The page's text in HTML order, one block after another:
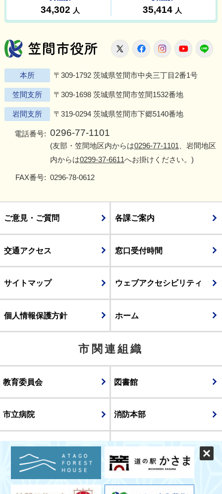
笠間市役所
X FacebookInstagram
本所 〒309-1792 茨城県笠間市中央三丁目2番1号
笠間支所 〒309-1698 茨城県笠間市笠間1532番地
岩間支所 〒319-0294 茨城県笠間市下郷5140番地
電話番号: 0296-77-1101
(友部・笠間地区内からは0296-77-1101 、岩間地区
内からは0299-37-6611へお掛けください。)
FAX番号: 0296-78-0612
ご意見・ご質問 各課ご案内
交通アクセス 窓口受付時間
サイトマップ ウェブアクセシビリティ
個人情報保護方針 ホーム
市関連組織
教育委員会 図書館
市立病院 消防本部
議会
表示 スマートフォン版 パソコン版